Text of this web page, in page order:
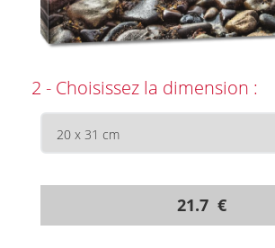
2 - Choisissez la dimension :
21.7 €